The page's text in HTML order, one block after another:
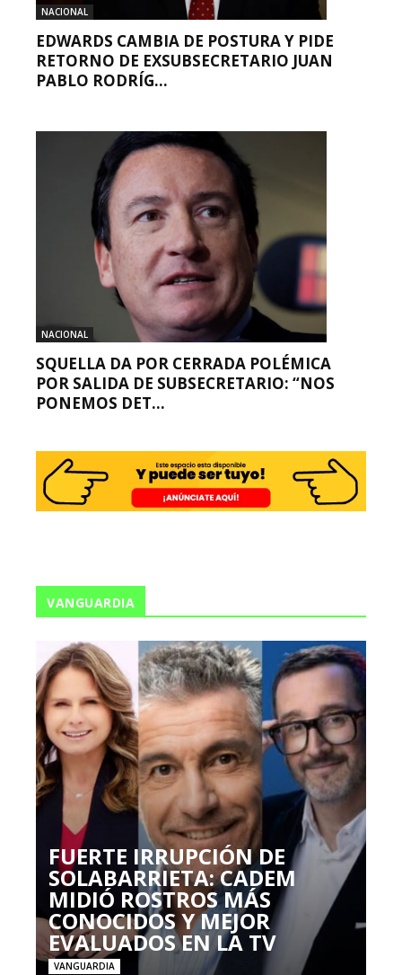
NACIONAL
EDWARDS CAMBIA DE POSTURA Y PIDE
RETORNO DE EXSUBSECRETARIO JUAN
PABLO RODRÍG...
NACIONAL
SQUELLA DA POR CERRADA POLÉMICA
POR SALIDA DE SUBSECRETARIO: “NOS
PONEMOS DET...
VANGUARDIA
FUERTE IRRUPCIÓN DE
SOLABARRIETA: CADEM
MIDIÓ ROSTROS MÁS
CONOCIDOS Y MEJOR
EVALUADOS EN LA TV
VANGUARDIA